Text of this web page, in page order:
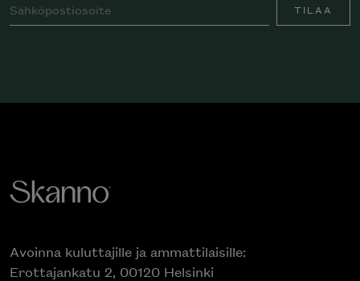
TILAA
Avoinna kuluttajille ja ammattilaisille:
Erottajankatu 2, 00120 Helsinki